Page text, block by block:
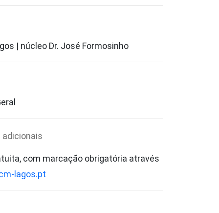
| núcleo Dr. José Formosinho
com marcação obrigatória através
lagos.pt